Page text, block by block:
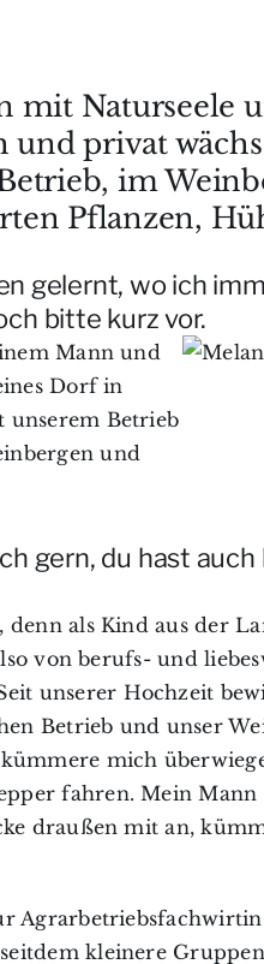
mit Naturseele
privat
im
Pflanzen,
gelernt, wo ich
bitte kurz vor.
Mann und
Dorf in
unserem Betrieb
und
gern, du hast
als Kind aus der
von berufs- und
unserer Hochzeit
Betrieb und unser
mich
fahren. Mein
draußen mit an,
kleinere